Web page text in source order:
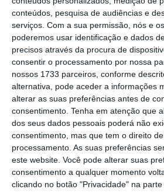
conteúdos, pesquisa de audiências e
serviços. Com a sua permissão, nós e
poderemos usar identificação e dados
precisos através da procura de
consentir o processamento por nossa
nossos 1733 parceiros, conforme
alternativa, pode aceder a informações
alterar as suas preferências antes de
consentimento. Tenha em atenção que
dos seus dados pessoais poderá não
consentimento, mas que tem o direito
processamento. As suas preferências
este website. Você pode alterar suas
consentimento a qualquer momento
clicando no botão "Privacidade" na parte
sua organização. Há dois anos,
sucedesse tinha uma
austeridade e, particularmente,
Pedro Passos Coelho. Onde
e e Jerónimo de Sousa?
Como nos anunciaram que a
em janeiro de 2016, agora é
que se gastou num lado teve de
com cortes no outro. Como o
pesado, gordo, o que se deu
do outro. Chega a ser penoso